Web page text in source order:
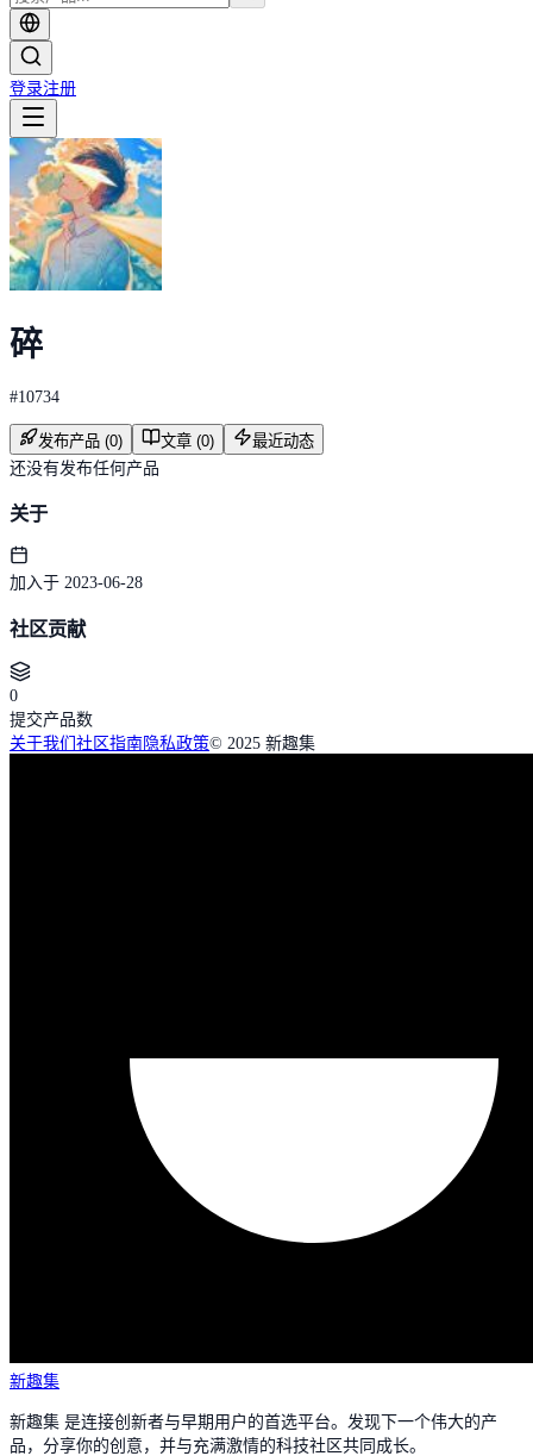
登录注册
碎
#10734
发布产品 (0) 文章 (0)
最近动态
还没有发布任何产品
关于
加入于 2023-06-28
社区贡献
0
提交产品数
关于我们 社区指南隐私政策© 2025 新趣集
新趣集
新趣集 是连接创新者与早期用户的首选平台。发现下一个伟大的产
品，分享你的创意，并与充满激情的科技社区共同成长。